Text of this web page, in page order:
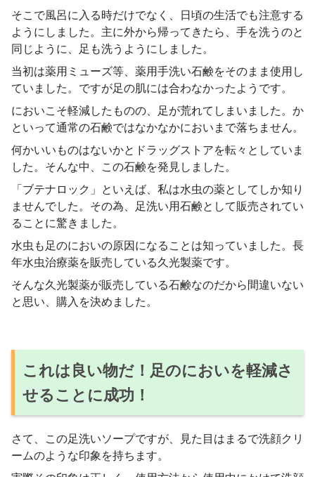
そこで風呂に入る時だけでなく、日頃の生活でも注意する
ようにしました。主に外から帰ってきたら、手を洗うのと
同じように、足も洗うようにしました。
当初は薬用ミューズ等、薬用手洗い石鹸をそのまま使用し
ていました。ですが足の肌には合わなかったようです。
においこそ軽減したものの、足が荒れてしまいました。か
といって通常の石鹸ではなかなかにおいまで落ちません。
何かいいものはないかとドラッグストアを転々としていま
した。そんな中、この石鹸を発見しました。
「ブテナロック」といえば、私は水虫の薬としてしか知り
ませんでした。その為、足洗い用石鹸として販売されてい
ることに驚きました。
水虫も足のにおいの原因になることは知っていました。長
年水虫治療薬を販売している久光製薬です。
そんな久光製薬が販売している石鹸なのだから間違いない
と思い、購入を決めました。
これは良い物だ！足のにおいを軽減さ
せることに成功！
さて、この足洗いソープですが、見た目はまるで洗顔クリ
ームのような印象を持ちます。